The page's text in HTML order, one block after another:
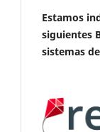
Estamos
siguientes
sistemas